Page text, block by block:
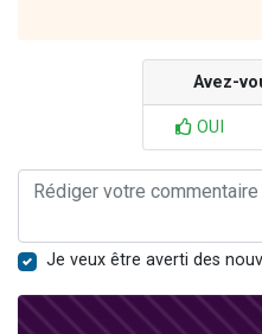
Avez-
OUI
Je veux être averti des